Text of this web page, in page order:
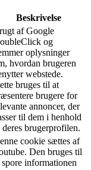
Beskrivelse
af Google
og
oplysninger
hvordan brugeren
webstede.
bruges til at
brugere for
annoncer, der
til dem i henhold
brugerprofilen.
cookie sættes af
Den bruges til
spore informationen